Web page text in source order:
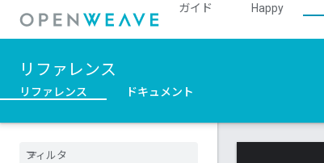
ガイド Happy
リファレンス
リファレンス ドキュメント